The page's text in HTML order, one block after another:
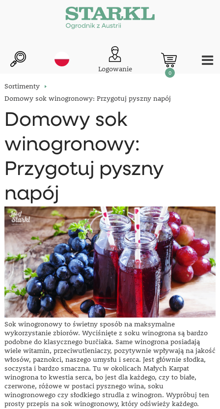
Logowanie 0
Sortimenty
Domowy sok winogronowy: Przygotuj pyszny napój
Domowy sok
winogronowy:
Przygotuj pyszny
napój
Sok winogronowy to świetny sposób na maksymalne
wykorzystanie zbiorów. Wyciśnięte z soku winogrona są bardzo
podobne do klasycznego burčiaka. Same winogrona posiadają
wiele witamin, przeciwutleniaczy, pozytywnie wpływają na jakość
włosów, paznokci, naszego umysłu i serca. Jest głównie słodka,
soczysta i bardzo smaczna. Tu w okolicach Małych Karpat
winogrona to kwestia serca, bo jest dla każdego, czy to białe,
czerwone, różowe w postaci pysznego wina, soku
winogronowego czy słodkiego strudla z winogron. Wypróbuj ten
prosty przepis na sok winogronowy, który odświeży każdego.